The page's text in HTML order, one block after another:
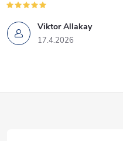
Viktor Allakay
17.4.2026